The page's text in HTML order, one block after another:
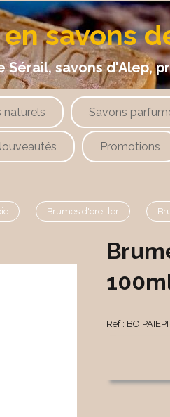
savons
savons d'Alep,
naturels Savons
Promotions
Brumes d'oreiller
Ref : BOIPAIEPI